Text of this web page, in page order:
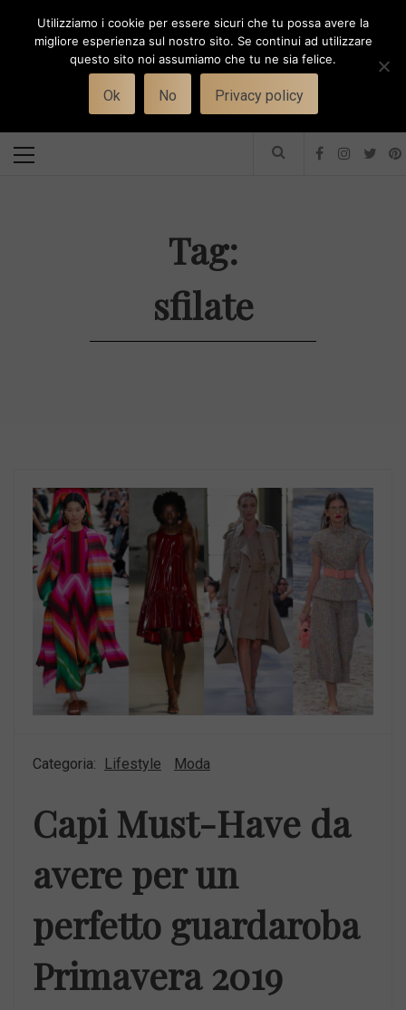
Toggle
WORK-WIFE
Il magazine per le donne che lavorano
Menu
Tag:
sfilate
Categoria: Lifestyle Moda
Capi Must-Have da
avere per un
perfetto guardaroba
Primavera 2019
Utilizziamo i cookie per essere sicuri che tu possa avere la
migliore esperienza sul nostro sito. Se continui ad utilizzare
questo sito noi assumiamo che tu ne sia felice.
Ok No Privacy policy